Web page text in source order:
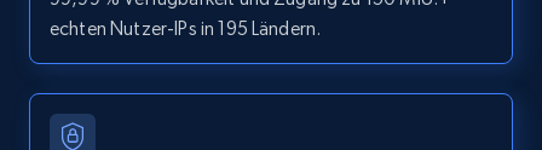
URL, ID, User id, Use url, Title, Headline, Post
text, Date posted, and more.
echten Nutzer-IPs in 195 Ländern.